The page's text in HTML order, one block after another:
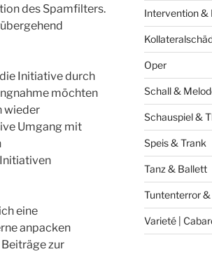
des Spamfilters.
Initiative durch
möchten
wieder
Umgang mit
eine
anpacken
zur
Intervention &
Oper
Schall &
Schauspiel &
Speis & Trank
Tanz & Ballett
Tuntenterror &
Varieté |